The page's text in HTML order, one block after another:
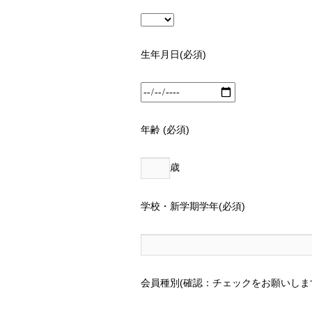
生年月日(必須)
年齢 (必須)
歳
学校・新学期学年(必須)
会員種別(確認：チェックをお願いしま